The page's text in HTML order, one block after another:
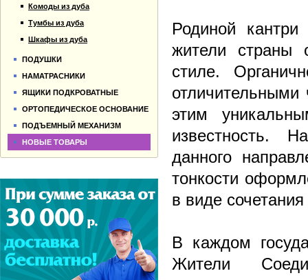
Родиной
жители страны
стиле.
этим
известность.
данного
тонкости
в виде
В каждом
Жители
Комоды из дуба
Тумбы из дуба
Шкафы из дуба
ПОДУШКИ
НАМАТРАСНИКИ
ЯЩИКИ ПОДКРОВАТНЫЕ
ОРТОПЕДИЧЕСКОЕ ОСНОВАНИЕ
ПОДЪЕМНЫЙ МЕХАНИЗМ
НОВЫЕ ТОВАРЫ